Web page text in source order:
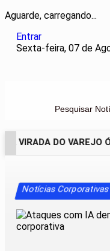
Aguarde, carregando...
Entrar
Sexta-feira, 07 de
Pesquisar
A VIRADA DO VAREJO
Notícias Corporativas